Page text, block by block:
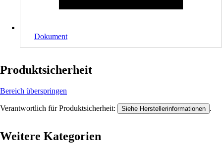
Dokument
Produktsicherheit
Bereich überspringen
Verantwortlich für Produktsicherheit: Siehe Herstellerinformationen .
Weitere Kategorien